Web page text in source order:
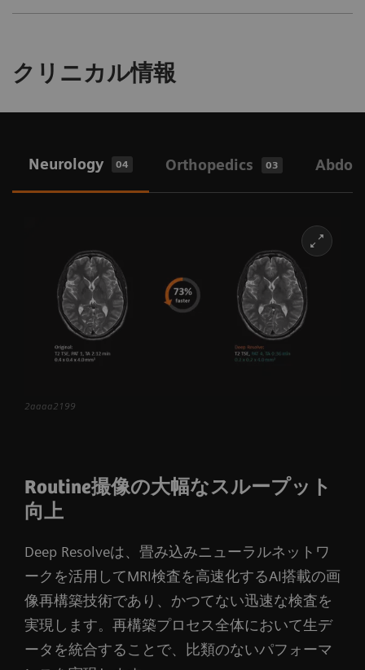
しています。MAGNETOM Vida Pro Editionでは様々
とで、検査の習熟度に寄らず、再現性の高い撮像結
果をシンプルなガイダンスでサポートします。
Siemens Healthineers の包括的なサービスソリュー
に集中し、装置ケアは私たちにお任せいただけま
す。 Guardian Program で装置の稼働時間を最大化
し、サービスプランで装置の可能性を高め、ハイブ
ただけます。
Siemens Healthineers は、医療が環境に与える影響
を減らすことに取り組んでいおり、MRIは私たちの
ネルギー効率の最適化を目的として設計されている
ため、日々の業務全般に活用できる省エネ技術を提
構成技術であるDeep Resolveが2Dシーケンスだ
大91%の高速化を実現し、膝関節の検査をわず
か2分で完了できるという驚くべき結果が得られ
Deep Resolve について
クリニカル情報
Neurology 04 Orthopedics 03
2aaaa2199
Routine撮像の大幅なスループット
向上
Deep Resolveは、畳み込みニューラルネットワ
ークを活用してMRI検査を高速化するAI搭載の画
像再構築技術であり、かつてない迅速な検査を
実現します。再構築プロセス全体において生デ
ータを統合することで、比類のないパフォーマ